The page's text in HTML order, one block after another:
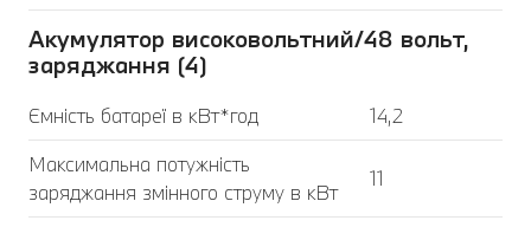
Акумулятор високовольтний/48 вольт,
заряджання (4)
Ємність батареї в кВт*год
14,2
Максимальна потужність
заряджання змінного струму в кВт
11